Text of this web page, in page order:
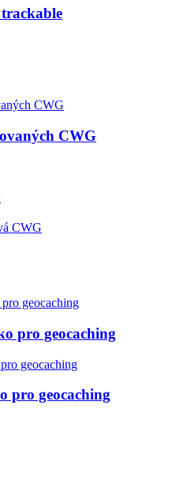
CWG
CWG
pro geocaching
pro geocaching